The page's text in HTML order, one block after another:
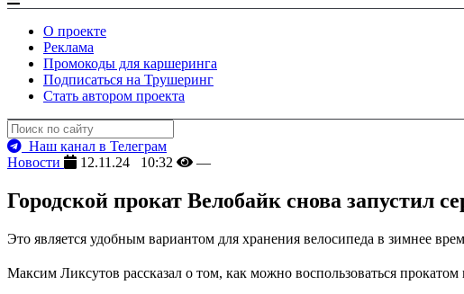
О проекте
Реклама
Промокоды для каршеринга
Подписаться на Трушеринг
Стать автором проекта
Наш канал в Телеграм
Новости
12.11.24 10:32 —
Городской прокат Велобайк снова запустил
Это является удобным вариантом для хранения велосипеда в зимнее
Максим Ликсутов рассказал о том, как можно воспользоваться прокатом